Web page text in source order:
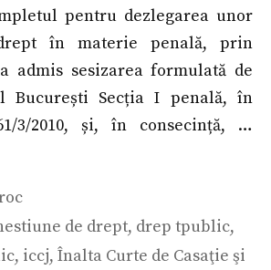
pentru dezlegarea unor
în materie penală, prin
admis sesizarea formulată de
București Secția I penală, în
3/2010, și, în consecință, …
de drept, drep tpublic,
, iccj, Înalta Curte de Casaţie şi